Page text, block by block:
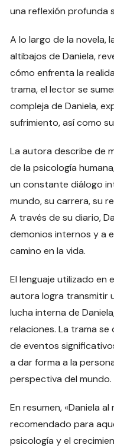
una reflexión profunda
A lo largo de la novela,
altibajos de Daniela,
cómo enfrenta la
trama, el lector se
compleja de Daniela,
sufrimiento, así como
La autora describe de
de la psicología
un constante diálogo
mundo, su carrera, su
A través de su diario,
demonios internos y a
camino en la vida.
El lenguaje utilizado en
autora logra transmitir
lucha interna de
relaciones. La trama
de eventos
a dar forma a la
perspectiva del mundo.
En resumen, «Daniela
recomendado para
psicología y el